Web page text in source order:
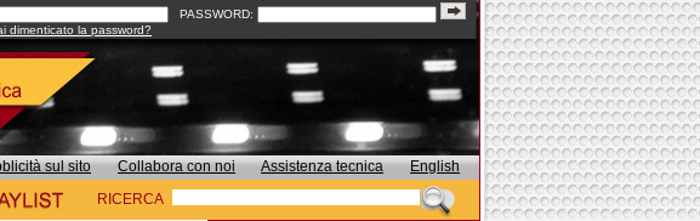
PASSWORD:
dimenticato la password?
sul sito Collabora con noi Assistenza tecnica
English
RICERCA